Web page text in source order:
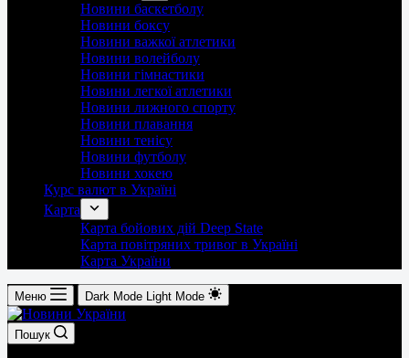
Новини баскетболу
Новини боксу
Новини важкої атлетики
Новини волейболу
Новини гімнастики
Новини легкої атлетики
Новини лижного спорту
Новини плавання
Новини тенісу
Новини футболу
Новини хокею
Курс валют в Україні
Карта
Карта бойових дій Deep State
Карта повітряних тривог в Україні
Карта України
Меню Dark Mode Light Mode
Пошук